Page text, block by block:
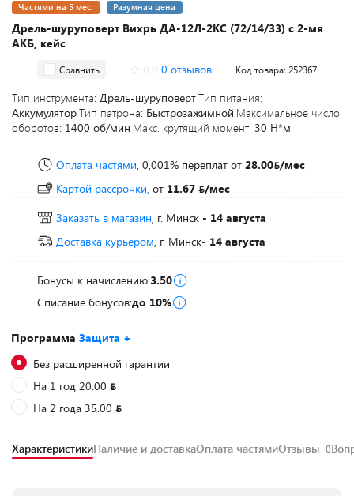
Дрель-шуруповерт Вихрь ДА-12Л-2КC (72/14/33) с 2-мя
АКБ, кейс
Частями на 5 мес. Разумная цена
Программа Защита +
Без расширенной гарантии
На 1 год 20.00
На 2 года 35.00
Сравнить 0 отзывов Код товара: 252367
Тип инструмента: Дрель-шуруповертТип питания:
АккумуляторТип патрона: Быстрозажимной Максимальное число
оборотов: 1400 об/мин Макс. крутящий момент: 30 Н*м
Оплата частями, 0,001% переплат от 28.00 /мес
Картой рассрочки, от 11.67
/мес
Заказать в магазин, г. Минск - 14 августа
Доставка курьером, г. Минск- 14 августа
Бонусы к начислению:3.50
Списание бонусов:до 10%
ХарактеристикиНаличие и доставкаОплата частямиОтзывы 0